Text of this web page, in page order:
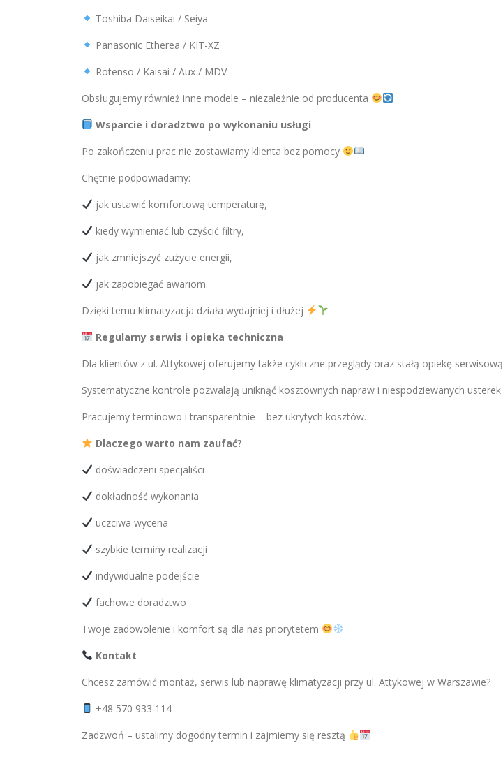
Toshiba Daiseikai / Seiya
Panasonic Etherea / KIT-XZ
Rotenso / Kaisai / Aux / MDV
Obsługujemy również inne modele – niezależnie od producenta
Wsparcie i doradztwo po wykonaniu usługi
Po zakończeniu prac nie zostawiamy klienta bez pomocy
Chętnie podpowiadamy:
jak ustawić komfortową temperaturę,
kiedy wymieniać lub czyścić filtry,
jak zmniejszyć zużycie energii,
jak zapobiegać awariom.
Dzięki temu klimatyzacja działa wydajniej i dłużej
Regularny serwis i opieka techniczna
Dla klientów z ul. Attykowej oferujemy także cykliczne przeglądy oraz stałą opiekę serwisową
Systematyczne kontrole pozwalają uniknąć kosztownych napraw i niespodziewanych usterek
Pracujemy terminowo i transparentnie – bez ukrytych kosztów.
Dlaczego warto nam zaufać?
doświadczeni specjaliści
dokładność wykonania
uczciwa wycena
szybkie terminy realizacji
indywidualne podejście
fachowe doradztwo
Twoje zadowolenie i komfort są dla nas priorytetem
Kontakt
Chcesz zamówić montaż, serwis lub naprawę klimatyzacji przy ul. Attykowej w Warszawie?
+48 570 933 114
Zadzwoń – ustalimy dogodny termin i zajmiemy się resztą